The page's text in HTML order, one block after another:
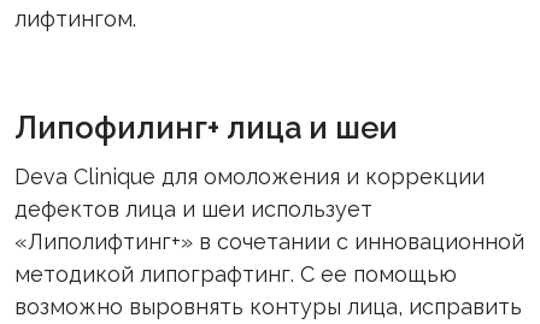
лифтингом.
Липофилинг+ лица и шеи
Deva Clinique для омоложения и коррекции
дефектов лица и шеи использует
«Липолифтинг+» в сочетании с инновационной
методикой липографтинг. С ее помощью
возможно выровнять контуры лица, исправить